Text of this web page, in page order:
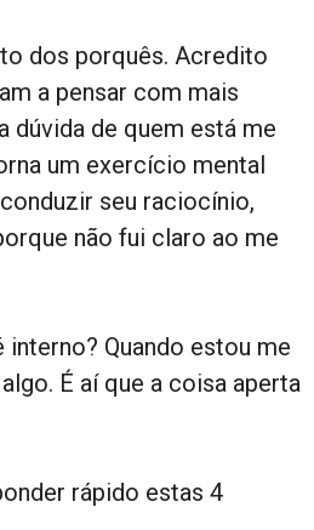
dos porquês. Acredito
a pensar com mais
dúvida de quem está me
um exercício mental
seu raciocínio,
não fui claro ao me
interno? Quando estou me
É aí que a coisa aperta
rápido estas 4